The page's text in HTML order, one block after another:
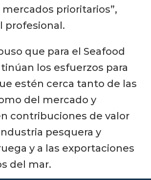
prioritarios”,
profesional.
que para el Seafood
los esfuerzos para
estén cerca tanto de las
del mercado y
contribuciones de valor
pesquera y
y a las exportaciones
del mar.